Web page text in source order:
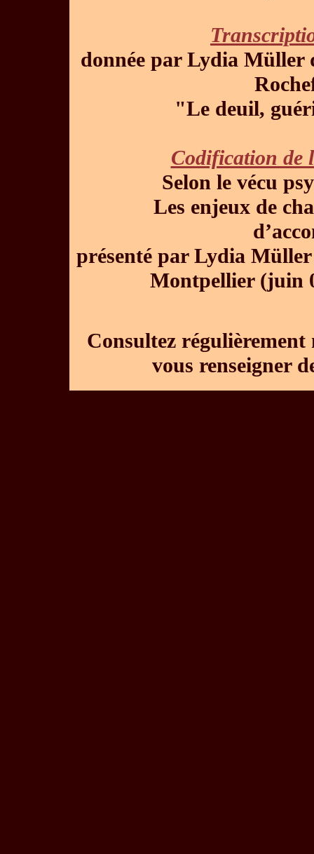
donnée par Lydia Müller
"Le deuil,
Codification de
Selon le vécu
Les enjeux de
présenté par Lydia
Montpellier (juin
Consultez régulièrement
vous renseigner